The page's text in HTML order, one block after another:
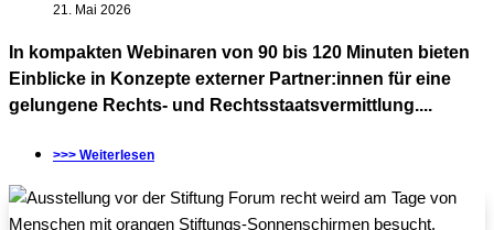
21. Mai 2026
In kompakten Webinaren von 90 bis 120 Minuten bieten
Einblicke in Konzepte externer Partner:innen für eine
gelungene Rechts- und Rechtsstaatsvermittlung....
>>> Weiterlesen